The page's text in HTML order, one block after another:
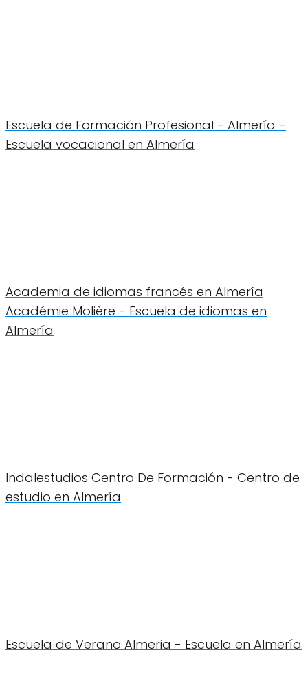
Escuela de Formación Profesional - Almería -
Escuela vocacional en Almería
Academia de idiomas francés en Almería
Académie Molière - Escuela de idiomas en
Almería
Indalestudios Centro De Formación - Centro de
estudio en Almería
Escuela de Verano Almeria - Escuela en Almería